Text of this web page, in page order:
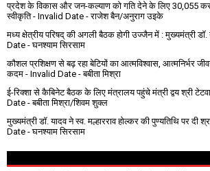
प्रदेश के विकास और जन-कल्याण को गति देने के लिए 30,055
स्वीकृति- Invalid Date - राजेश बैन/अनुराग उइके
मध्य क्षेत्रीय परिषद् की अगली बैठक होगी उज्जैन में : मुख्यमंत्री डॉ.
Date - घनश्याम सिरसाम
कौशल प्रशिक्षण से बढ़ रहा बेटियों का आत्मविश्वास, आत्मनिर्भर
कदम - Invalid Date - बबीता मिश्रा
ई-रिक्शा से कैबिनेट बैठक के लिए मंत्रालय पहुंचे मंत्री द्वय श्री
Date - बबीता मिश्रा/शिवम शुक्ल
मुख्यमंत्री डॉ. यादव ने स्व. मल्हारराव होल्कर की पुण्यतिथि पर दी
Date - घनश्याम सिरसाम